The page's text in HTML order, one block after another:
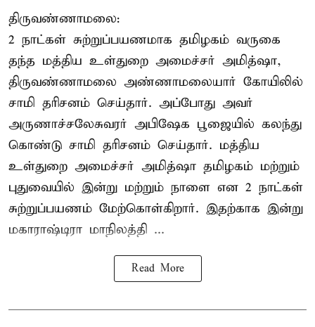
திருவண்ணாமலை:
2 நாட்கள் சுற்றுப்பயணமாக தமிழகம் வருகை
தந்த மத்திய உள்துறை அமைச்சர் அமித்ஷா,
திருவண்ணாமலை அண்ணாமலையார் கோயிலில்
சாமி தரிசனம் செய்தார். அப்போது அவர்
அருணாச்சலேசுவரர் அபிஷேக பூஜையில் கலந்து
கொண்டு சாமி தரிசனம் செய்தார். மத்திய
உள்துறை அமைச்சர் அமித்ஷா தமிழகம் மற்றும்
புதுவையில் இன்று மற்றும் நாளை என 2 நாட்கள்
சுற்றுப்பயணம் மேற்கொள்கிறார். இதற்காக இன்று
மகாராஷ்டிரா மாநிலத்தி ...
Read More